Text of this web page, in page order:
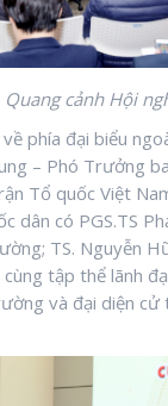
Quang cảnh Hội
phía đại biểu
– Phó Trưởng
Tổ quốc Việt
dân có PGS.TS
TS. Nguyễn
tập thể lãnh
và đại diện